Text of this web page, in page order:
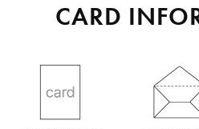
CARD